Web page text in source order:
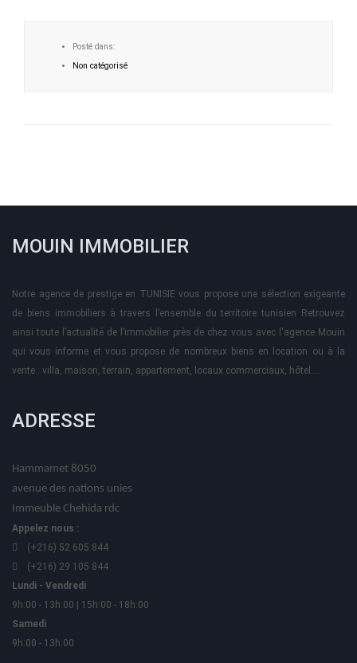
Posté dans:
Non catégorisé
MOUIN IMMOBILIER
Notre agence de prestige en TUNISIE vous propose une sélection exigeante
de biens immobiliers à travers l’ensemble du territoire tunisien Retrouvez
ainsi toute l’actualité de l’immobilier près de chez vous avec l'agence Mouin
qui vous informe et vous propose de nombreux biens en location ou à la
vente : villa, maison, terrain, appartement, locaux commerciaux, hôtel….
ADRESSE
Hammamet 8050
avenue des nations unies
Immeuble Chehida rdc
Appelez nous :
(+216) 52 605 844
(+216) 29 105 844
Lundi - Vendredi
9h:00 - 13h:00 | 15h:00 - 18h:00
Samedi
9h:00 - 13h:00